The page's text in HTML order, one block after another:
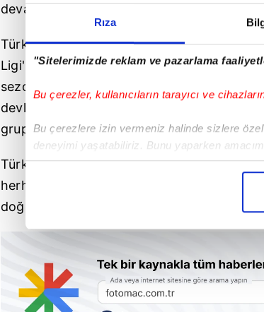
Rıza
"Sitelerimizde reklam ve pazarlama
Bu çerezler, kullanıcıların tarayıcı ve
Bu çerezlere izin vermeniz halinde sizlere
deneyimi yaşatabiliriz. Bunu yaparken
içerikleri sunabilmek adına elimizden gelen
Her halükârda, kullanıcılar, bu çerezlere izin
çerezler vasıtasıyla çeşitli kişisel verileriniz
amacıyla kullanılmaktadır. Diğer çerezler,
reklam/pazarlama faaliyetlerinin yapılması,
devam ediyor...
Türkiye bu sezonu 11. sırada bitirmesi
Ligi'nedoğrudan takım gönderebilmenin
sezon Şampiyonlar L
devler
gruplara kalacak...
Türkiye, UEFA ülke katsayı sıralamasında
herhangi bir kısıtlama olmadan iki sezon
doğrudan takım gönderebilecek...